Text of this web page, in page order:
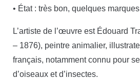
• État : très bon, quelques
L’artiste de l’œuvre est Édouard
– 1876), peintre animalier,
français, notamment connu pour
d’oiseaux et d’insectes.